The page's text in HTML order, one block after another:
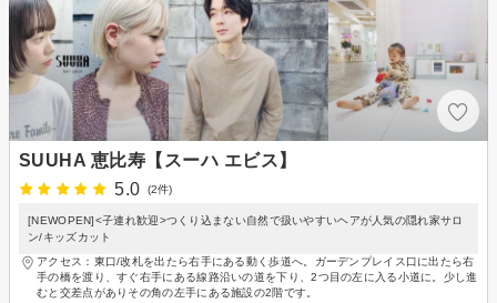
SUUHA 恵比寿【スーハ エビス】
5.0
(2件)
[NEWOPEN]<子連れ歓迎>つくり込まない自然で扱いやすいヘアが人気の隠れ家サロ
ン/キッズカット
アクセス：東口/改札を出たら右手にある動く歩道へ。ガーデンプレイス口に出たら右
手の橋を渡り、すぐ右手にある線路沿いの道を下り、2つ目の左に入る小道に。少し進
むと交差点がありその角の左手にある施設の2階です。